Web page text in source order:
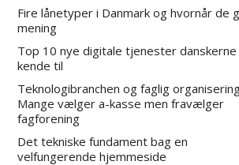
fagforening
Fire lånetyper i Danmark og hvornår de
mening
Top 10 nye digitale tjenester
kende til
Teknologibranchen og faglig
Mange vælger a-kasse men fravælger
fagforening
Det tekniske fundament bag en
velfungerende hjemmeside